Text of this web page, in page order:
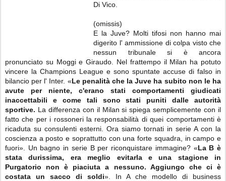
Di Vico.
(omissis)
E la Juve? Molti tifosi non hanno mai
digerito l' ammissione di colpa visto che
nessun tribunale si è ancora
pronunciato su Moggi e Giraudo. Nel frattempo il Milan ha potuto
vincere la Champions League e sono spuntate accuse di falso in
bilancio per l' Inter. «Le penalità che la Juve ha subito non le ha
avute per niente, c'erano stati comportamenti giudicati
inaccettabili e come tali sono stati puniti dalle autorità
sportive. La differenza con il Milan si spiega semplicemente con il
fatto che per i rossoneri la responsabilità di quei comportamenti è
ricaduta su consulenti esterni. Ora siamo tornati in serie A con la
coscienza a posto e soprattutto con una forte squadra, in campo e
fuori». Un bagno in serie B per riconquistare immagine? «La B è
stata durissima, era meglio evitarla e una stagione in
Purgatorio non è piaciuta a nessuno. Aggiungo che ci è
costata un sacco di soldi». In A che modello di business